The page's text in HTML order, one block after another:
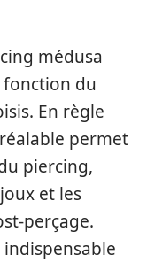
médusa
du
En règle
permet
piercing,
et les
perçage.